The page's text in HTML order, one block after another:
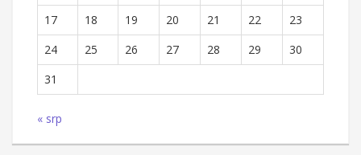
17
18 19 20 21 22
23
24
25 26 27 28 29
30
31
« srp